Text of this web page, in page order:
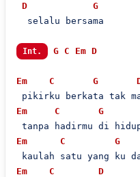
D
G
  selalu bersama
Int. G C Em D
Em C G
Em
C G
Em
C G
Em
C
D